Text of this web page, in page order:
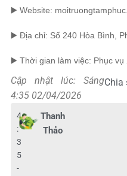
▶️ Website:
▶️ Địa chỉ: Số 240 Hòa Bình,
▶️ Thời gian làm việc: Phục vụ
Cập nhật lúc: Sáng
4:35 02/04/2026
Chia
Thanh
Thảo
4
:
3
5
-